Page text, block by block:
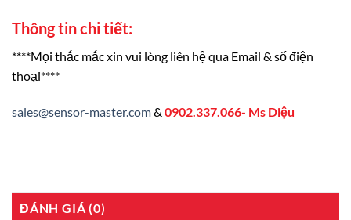
Thông tin chi tiết:
****Mọi thắc mắc xin vui lòng liên hệ qua Email & số điện
thoại****
sales@sensor-master.com& 0902.337.066- Ms Diệu
ĐÁNH GIÁ (0)